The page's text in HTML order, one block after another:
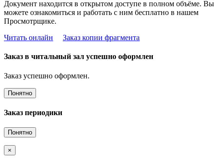
Документ находится в открытом доступе в полном объёме. Вы
можете ознакомиться и работать с ним бесплатно в нашем
Просмотрщике.
Читать онлайн
Заказ копии фрагмента
Заказ в читальный зал успешно оформлен
Заказ успешно оформлен.
Понятно
Заказ периодики
Понятно
×